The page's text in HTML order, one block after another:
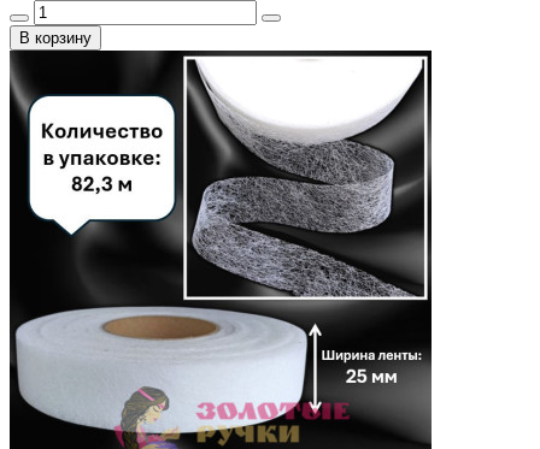
В корзину